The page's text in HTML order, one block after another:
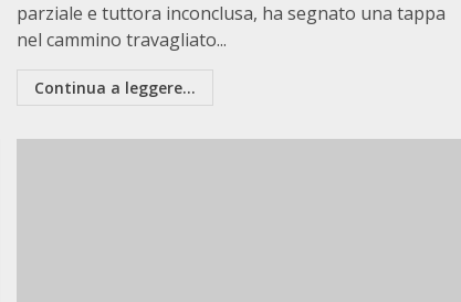
parziale e tuttora inconclusa, ha segnato una tappa
nel cammino travagliato...
Continua a leggere...